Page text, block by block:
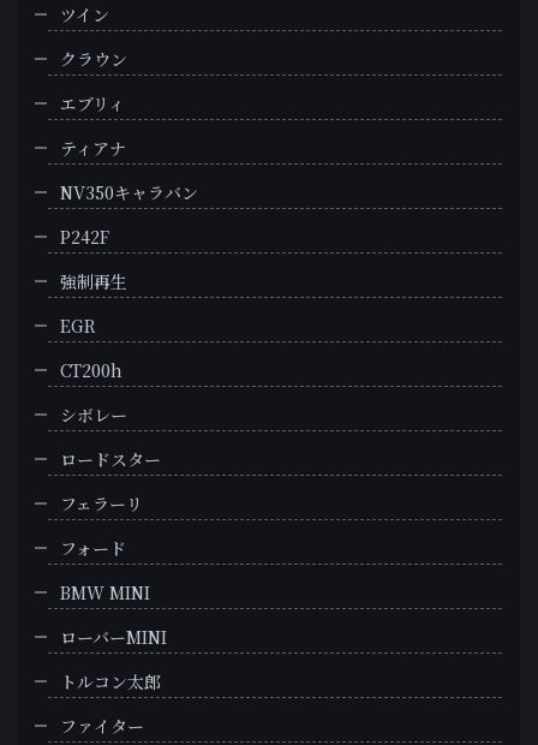
ツイン
クラウン
エブリィ
ティアナ
NV350キャラバン
P242F
強制再生
EGR
CT200h
シボレー
ロードスター
フェラーリ
フォード
BMW MINI
ローバーMINI
トルコン太郎
ファイター